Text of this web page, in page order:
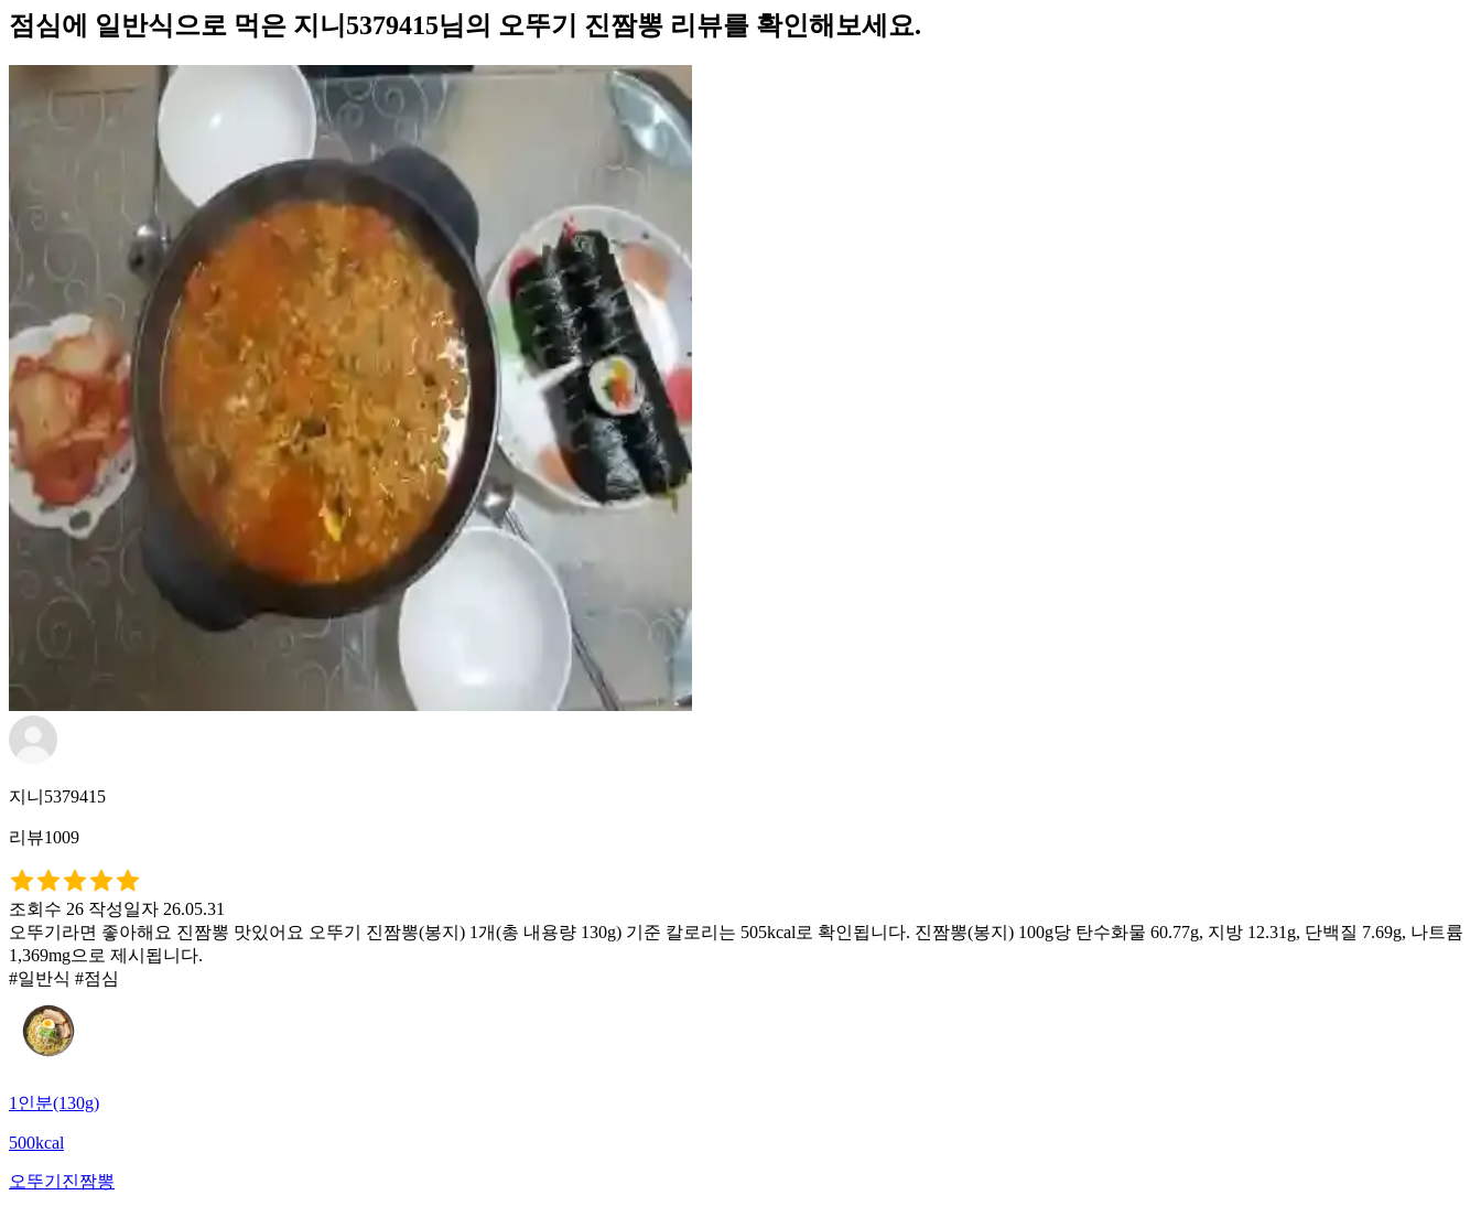
점심에 일반식으로 먹은 지니5379415님의 오뚜기 진짬뽕 리뷰를 확인해보세요.
지니5379415
리뷰1009
조회수 26 작성일자 26.05.31
오뚜기라면 좋아해요 진짬뽕 맛있어요 오뚜기 진짬뽕(봉지) 1개(총 내용량 130g) 기준 칼로리는 505kcal로 확인됩니다. 진짬뽕(봉지) 100g당 탄수화물 60.77g, 지방 12.31g, 단백질 7.69g, 나트륨
1,369mg으로 제시됩니다.
#일반식 #점심
1인분(130g)
500kcal
오뚜기 진짬뽕